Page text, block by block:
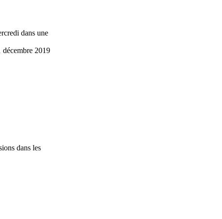
dans une
décembre 2019
dans les